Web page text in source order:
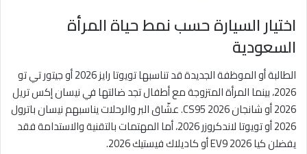
اختيار السيارة حسب نمط حياة المرأة
السعودية
الطالبة أو الموظفة الجديدة قد تناسبها تويوتا رايز 2026 أو جيتور تي تو
2026، بينما المرأة المتزوجة مع أطفال تجد ضالتها في نيسان إكس تريل
2026 أو شانجان CS95 2026. عشّاق البر والرحلات يناسبهم نيسان باترول
2026 أو تويوتا لاندكروزر 2026، أما المهتمات بالتقنية والاستدامة فقد
يفضلن كيا EV9 2026 أو كاديلاك فيستيك 2026.